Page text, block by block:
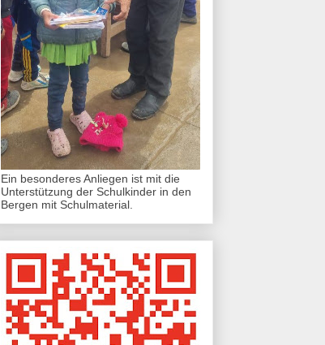
Ein besonderes Anliegen ist mit die
Unterstützung der Schulkinder in den
Bergen mit Schulmaterial.